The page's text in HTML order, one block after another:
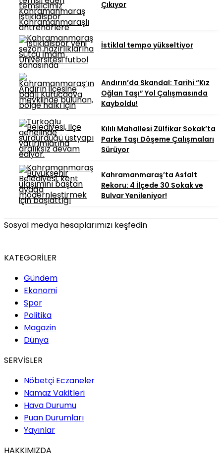
Çıkıyor
İstiklal tempo yükseltiyor
Andırın’da Skandal: Tarihi “Kız
Oğlan Taşı” Yol Çalışmasında
Kayboldu!
Kılılı Mahallesi Zülfikar Sokak’ta
Parke Taşı Döşeme Çalışmaları
Sürüyor
Kahramanmaraş’ta Asfalt
Rekoru: 4 İlçede 30 Sokak ve
Bulvar Yenileniyor!
Sosyal medya hesaplarımızı keşfedin
KATEGORİLER
Gündem
Ekonomi
Spor
Politika
Magazin
Dünya
SERVİSLER
Nöbetçi Eczaneler
Namaz Vakitleri
Hava Durumu
Puan Durumları
Yayınlar
HAKKIMIZDA